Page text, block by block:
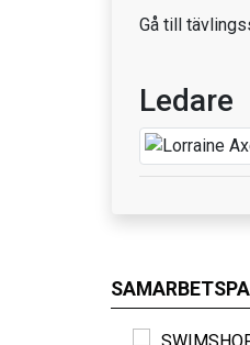
Gå till
Ledare